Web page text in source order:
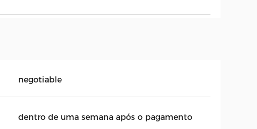
negotiable
dentro de uma semana após o pagamento